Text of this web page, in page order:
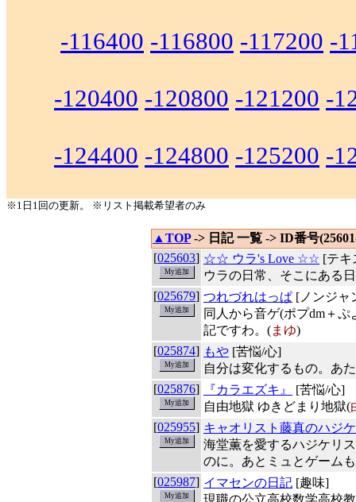
-116400 -116800 -117200 -
-120400 -120800 -121200 -
-124400 -124800 -125200 -
※1日1回の更新。 ※リスト掲載希望者のみ
▲TOP-> 日記 一覧 -> ID番号
[025603] ☆☆ ウラ's Love ☆☆ [テキ
ウラの日常、そこにある
[025679] つれづれはっぱ [ノンジャ
同人から音ゲ(ポプdm＋
記ですわ。(まゆ)
[025874] もや [苦悩/心]
自分は変化するもの。あ
[025876] 『カラエズキ』
[苦悩/心]
自由地獄 ゆきどまり地獄(
[025955] キャオリスト藤真のハジ
海堂薫を愛するハジケリ
のに。あとミュとゲーム
[025987] イマセンの日記 [趣味]
現職の公立高校数学高校